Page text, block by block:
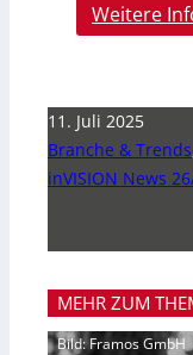
Weitere
11. Juli 2025
Branche & Trends
inVISION News
MEHR ZUM
Bild: Framos GmbH